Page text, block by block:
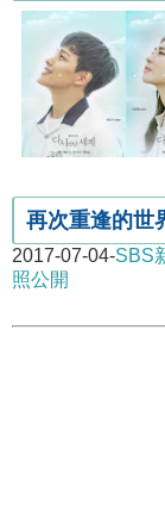
再次重逢的世
2017-07-04-SBS
照公開